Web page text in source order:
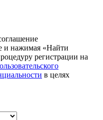
и нажимая «Найти
регистрации на
в целях